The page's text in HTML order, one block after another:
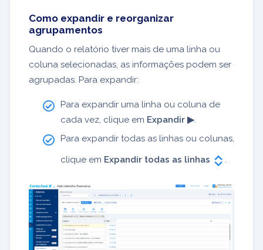
Como expandir e reorganizar
agrupamentos
Quando o relatório tiver mais de uma linha ou
coluna selecionadas, as informações podem ser
agrupadas. Para expandir:
Para expandir uma linha ou coluna de
cada vez, clique em Expandir ▶.
Para expandir todas as linhas ou colunas,
clique em Expandir todas as linhas .